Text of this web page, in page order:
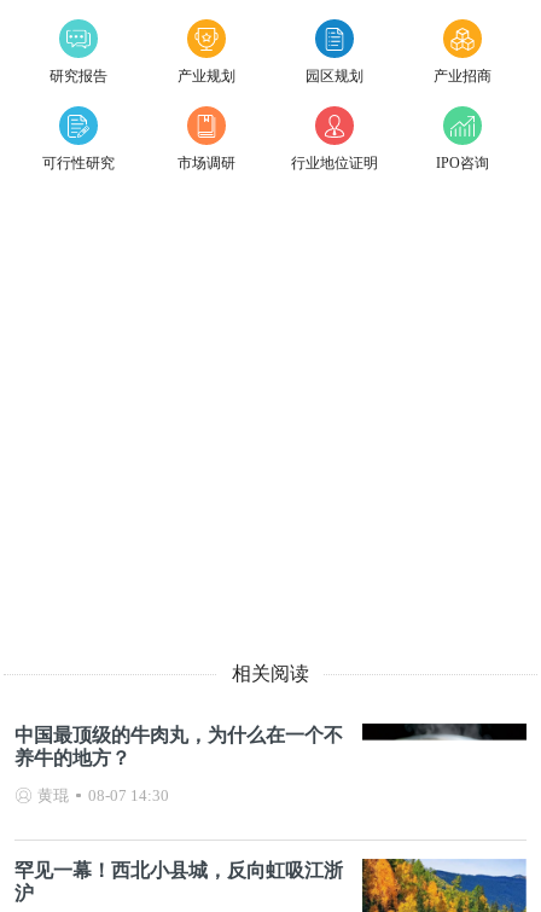
研究报告 产业规划 园区规划 产业招商
可行性研究 市场调研 行业地位证明 IPO咨询
相关阅读
中国最顶级的牛肉丸，为什么在一个不
养牛的地方？
黄琨 08-07 14:30
罕见一幕！西北小县城，反向虹吸江浙
沪